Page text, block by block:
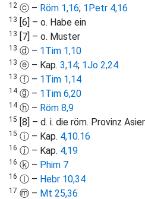
12 ⓒ – Röm 1,16; 1Petr 4,16
13 [6] – o. Habe ein
13 [7] – o. Muster
13 ⓓ – 1Tim 1,10
13 ⓔ – Kap. 3,14; 1Jo 2,24
13 ⓕ – 1Tim 1,14
14ⓖ – 1Tim 6,20
14ⓗ – Röm 8,9
15 [8] – d. i. die röm. Provinz
15 ⓘ – Kap. 4,10.16
16 ⓙ – Kap. 4,19
16 ⓚ – Phim 7
16 ⓛ – Hebr 10,34
17 ⓜ – Mt 25,36